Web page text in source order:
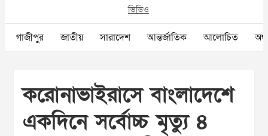
ভিডিও
গাজীপুর জাতীয় সারাদেশ আন্তর্জাতিক আলোচিত
করোনাভাইরাসে বাংলাদেশে
একদিনে সর্বোচ্চ মৃত্যু ৪